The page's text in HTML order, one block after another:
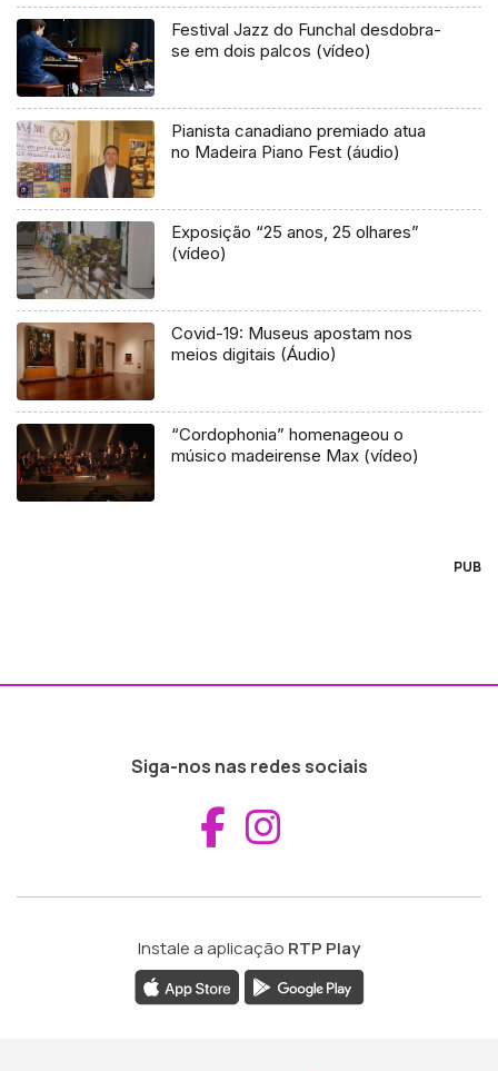
Festival Jazz do Funchal desdobra-
se em dois palcos (vídeo)
Pianista canadiano premiado atua
no Madeira Piano Fest (áudio)
Exposição “25 anos, 25 olhares”
(vídeo)
Covid-19: Museus apostam nos
meios digitais (Áudio)
“Cordophonia” homenageou o
músico madeirense Max (vídeo)
PUB
Siga-nos nas redes sociais
Aceder ao
Instale a aplicação RTP Play